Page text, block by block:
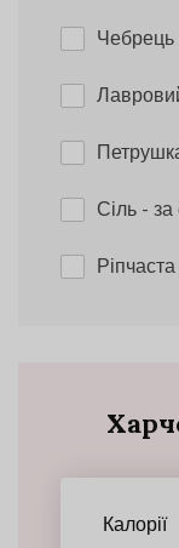
Чебрець
Сіль-
Калорії